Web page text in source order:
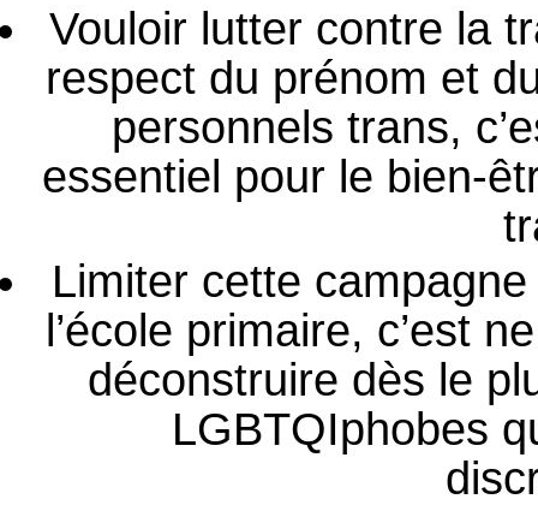
Vouloir lutter contre la
respect du prénom et
personnels trans,
essentiel pour le bien-
Limiter cette
l’école primaire, c’est
déconstruire dès le
LGBTQIphobes